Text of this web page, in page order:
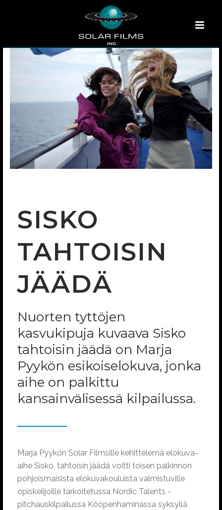
SISKO
TAHTOISIN
JÄÄDÄ
Nuorten tyttöjen
kasvukipuja kuvaava Sisko
tahtoisin jäädä on Marja
Pyykön esikoiselokuva, jonka
aihe on palkittu
kansainvälisessä kilpailussa.
Marja Pyykön Solar Filmsille kehittelemä elokuva-
aihe Sisko, tahtoisin jäädä voitti toisen palkinnon
pohjoismaisista elokuvakouluista valmistuville
opiskelijoille tarkoitetussa Nordic Talents -
pitchauskilpailussa Kööpenhaminassa syksyllä